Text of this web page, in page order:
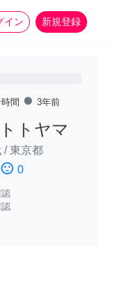
イン 新規登録
more_horiz
間 fiber_manual_record 3年前
トヤマ
/東京都
sentiment_dissatisfied 0